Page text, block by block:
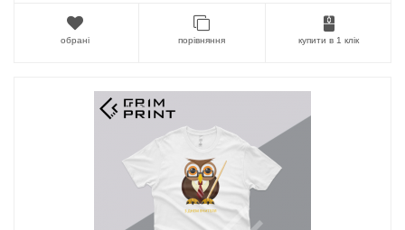
обрані порівняння купити в 1 клік